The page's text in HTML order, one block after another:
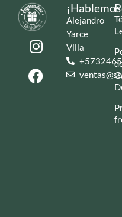
Alejandro
Yarce
Villa